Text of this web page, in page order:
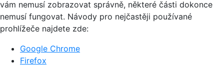
vám nemusí zobrazovat správně, některé části dokonce
nemusí fungovat. Návody pro nejčastěji používané
prohlížeče najdete zde:
Google Chrome
Firefox